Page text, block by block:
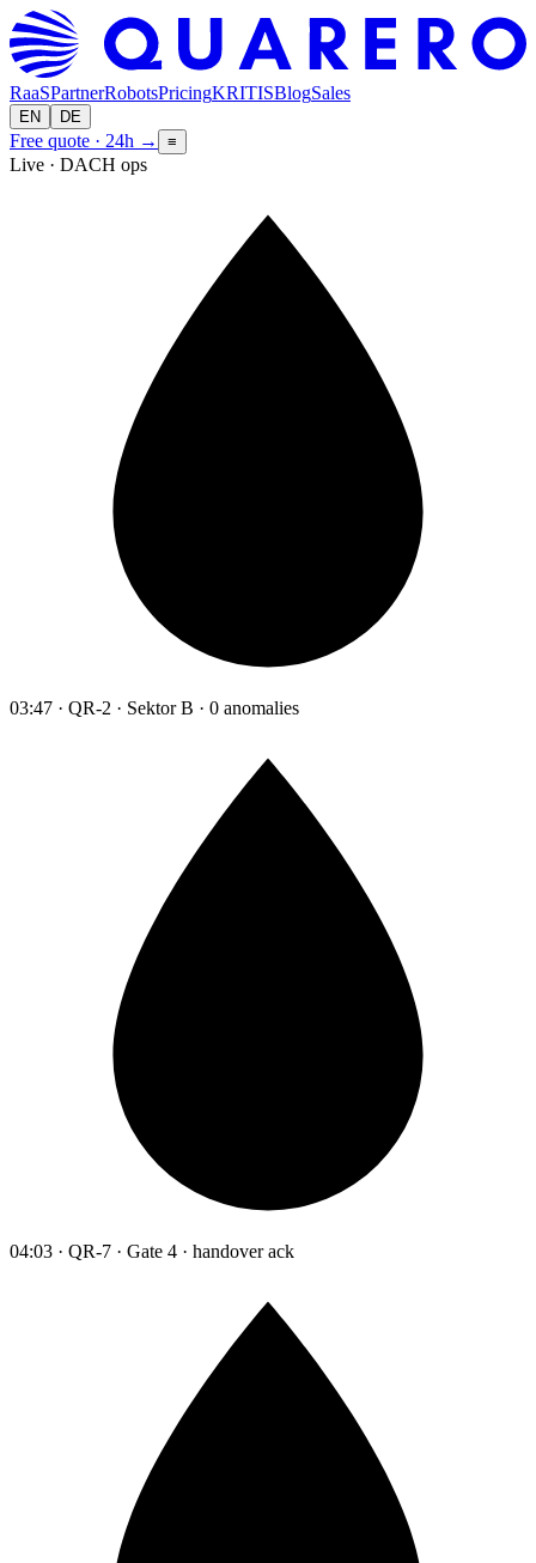
RaaSPartnerRobotsPricingKRITISBlogSales
EN DE
Free quote · 24h → ≡
Live · DACH ops
03:47 · QR-2 · Sektor B · 0 anomalies
04:03 · QR-7 · Gate 4 · handover ack